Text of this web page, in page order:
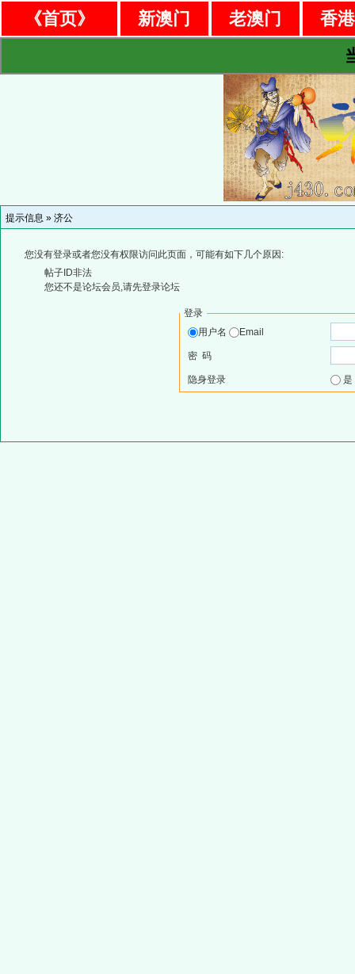
《首页》 新澳门 老澳门
香
提示信息 » 济公
您没有登录或者您没有权限访问此页面，可能有如下几个原因:
帖子ID非法
您还不是论坛会员,请先登录论坛
登录
用户名
Email
密 码
隐身登录